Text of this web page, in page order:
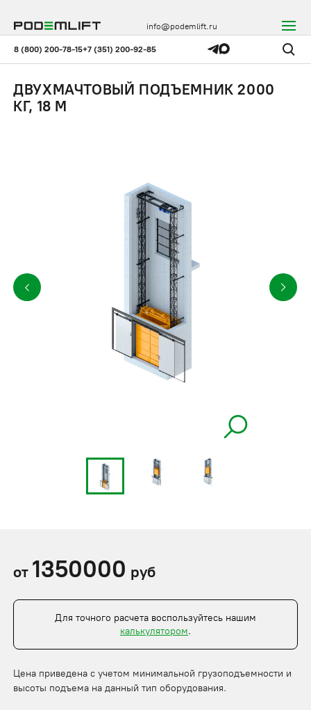
8 (800) 200-78-15+7 (351) 200-92-85
info@podemlift.ru
ДВУХМАЧТОВЫЙ ПОДЪЕМНИК 2000
КГ, 18 М
от 1350000 руб
Для точного расчета воспользуйтесь нашим
калькулятором.
Цена приведена с учетом минимальной грузоподъемности и
высоты подъема на данный тип оборудования.